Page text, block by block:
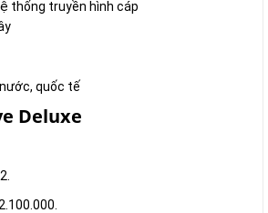
thống truyền hình cáp
quốc tế
Deluxe